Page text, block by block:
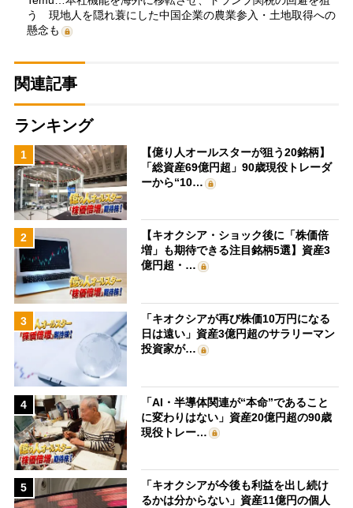
う 現地人を隠れ蓑にした中国企業の農業参入・土地取得への
懸念も
関連記事
ランキング
1
【億り人オールスターが狙う20銘柄】
「総資産69億円超」90歳現役トレーダ
ーから“10…
2
【キオクシア・ショック後に「株価倍
増」も期待できる注目銘柄5選】資産3
億円超・…
3
「キオクシアが再び株価10万円になる
日は遠い」資産3億円超のサラリーマン
投資家が…
4
「AI・半導体関連が“本命”であること
に変わりはない」資産20億円超の90歳
現役トレー…
5
「キオクシアが今後も利益を出し続け
るかは分からない」資産11億円の個人